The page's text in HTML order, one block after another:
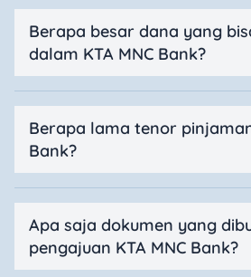
Berapa besar dana yang
dalam KTA MNC Bank?
Berapa lama tenor
Bank?
Apa saja dokumen yang
pengajuan KTA MNC Bank?